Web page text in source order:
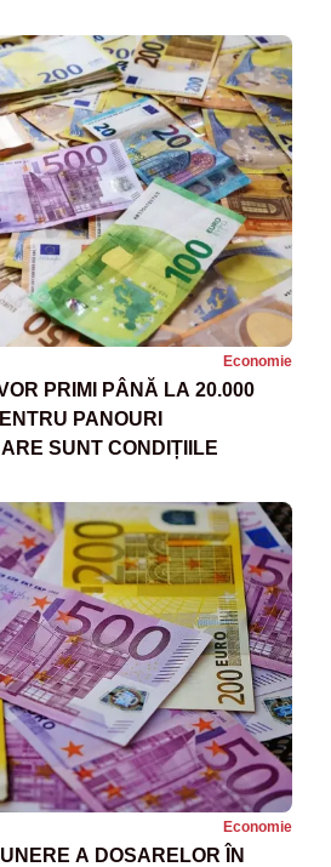
Economie
PRIMI PÂNĂ LA 20.000
PANOURI
SUNT CONDIȚIILE
Economie
A DOSARELOR ÎN